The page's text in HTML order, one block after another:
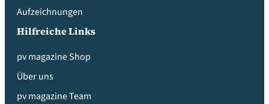
Aufzeichnungen
Hilfreiche Links
pv magazine Shop
Über uns
pv magazine Team